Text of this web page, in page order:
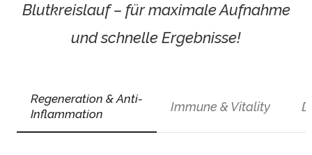
Blutkreislauf – für maximale Aufnahme
und schnelle Ergebnisse!
Regeneration & Anti-
Inflammation
Immune & Vitality